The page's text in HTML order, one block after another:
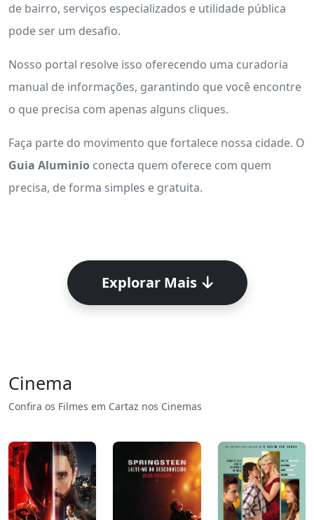
de bairro, serviços especializados e utilidade pública
pode ser um desafio.
Nosso portal resolve isso oferecendo uma curadoria
manual de informações, garantindo que você encontre
o que precisa com apenas alguns cliques.
Faça parte do movimento que fortalece nossa cidade. O
Guia Aluminio conecta quem oferece com quem
precisa, de forma simples e gratuita.
Explorar Mais
Cinema
Confira os Filmes em Cartaz nos Cinemas